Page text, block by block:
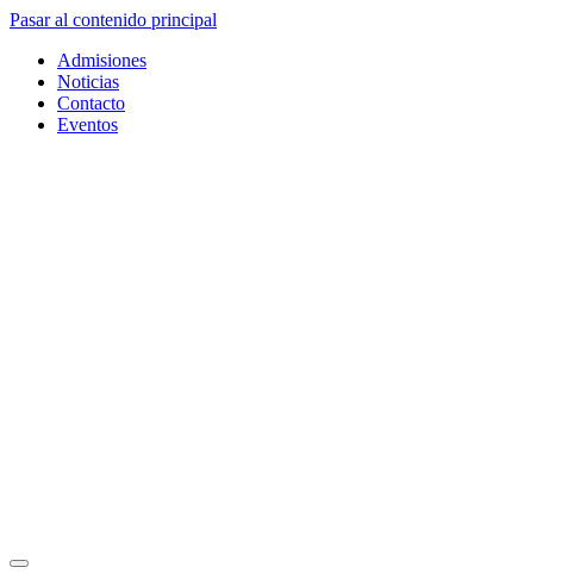
Pasar al contenido principal
Admisiones
Noticias
Contacto
Eventos